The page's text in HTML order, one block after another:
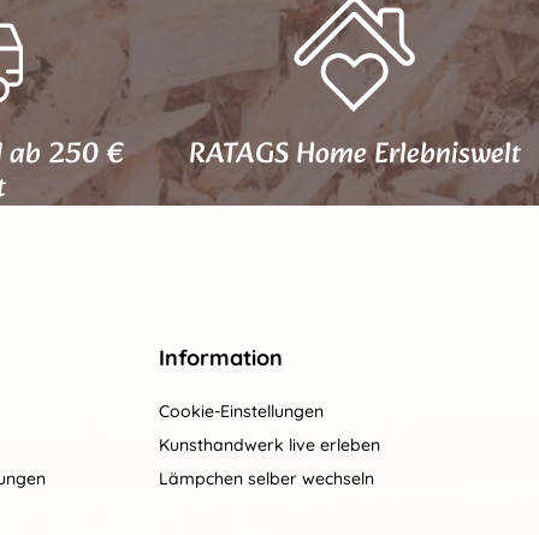
ab 250 € RATAGS Home Erlebniswelt
Information
Cookie-Einstellungen
Kunsthandwerk live erleben
Lämpchen selber wechseln